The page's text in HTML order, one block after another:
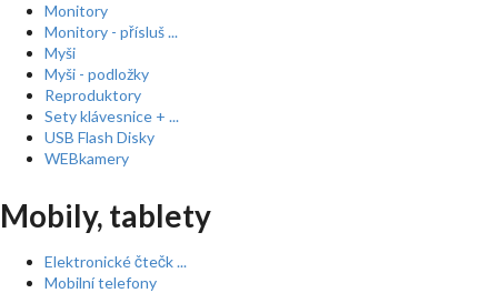
Monitory
Monitory - přísluš ...
Myši
Myši - podložky
Reproduktory
Sety klávesnice + ...
USB Flash Disky
WEBkamery
Mobily, tablety
Elektronické čtečk ...
Mobilní telefony